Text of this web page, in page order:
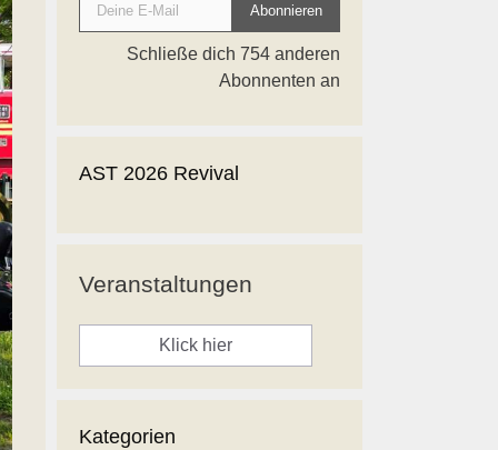
Abonnieren
Schließe dich 754 anderen
Abonnenten an
AST 2026 Revival
Veranstaltungen
Klick hier
Kategorien